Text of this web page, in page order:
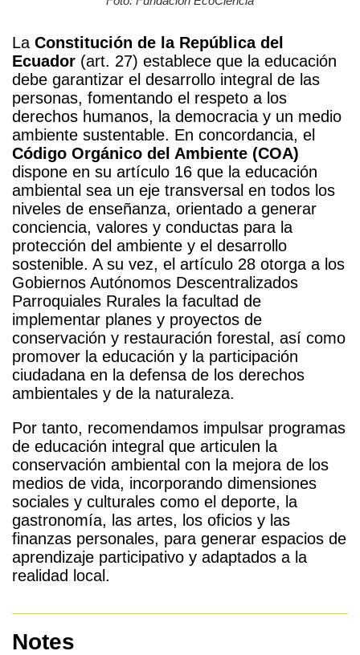
La Constitución de la República del
Ecuador (art. 27) establece que la educación
debe garantizar el desarrollo integral de las
personas, fomentando el respeto a los
derechos humanos, la democracia y un medio
ambiente sustentable. En concordancia, el
Código Orgánico del Ambiente (COA)
dispone en su artículo 16 que la educación
ambiental sea un eje transversal en todos los
niveles de enseñanza, orientado a generar
conciencia, valores y conductas para la
protección del ambiente y el desarrollo
sostenible. A su vez, el artículo 28 otorga a los
Gobiernos Autónomos Descentralizados
Parroquiales Rurales la facultad de
implementar planes y proyectos de
conservación y restauración forestal, así como
promover la educación y la participación
ciudadana en la defensa de los derechos
ambientales y de la naturaleza.
Por tanto, recomendamos impulsar programas
de educación integral que articulen la
conservación ambiental con la mejora de los
medios de vida, incorporando dimensiones
sociales y culturales como el deporte, la
gastronomía, las artes, los oficios y las
finanzas personales, para generar espacios de
aprendizaje participativo y adaptados a la
realidad local.
Notes